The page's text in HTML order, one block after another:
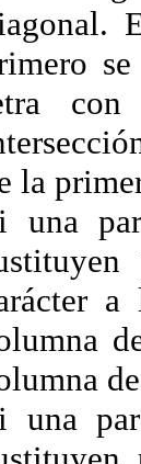
con
la
una
una